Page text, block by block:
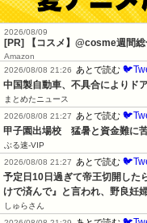
2026/08/09
[PR] 【コスメ】@cosme週間
Amazon
2026/08/08 21:26
あとで読む
中国製自動車、不具合によりド
まとめたニュース
2026/08/08 21:27
あとで読む
甲子園出場校　猛暑と資金難に
ぶる速-VIP
2026/08/08 21:27
あとで読む
予定日10日過ぎて帝王切開した
けで済んで』と言われ、野良妊
しゅらさん